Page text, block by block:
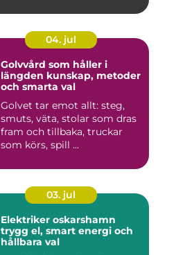
04. jul
Golvvård som håller i
längden kunskap, metoder
och smarta val
Golvet tar emot allt: steg,
smuts, väta, stolar som dras
fram och tillbaka, truckar
som körs, spill ...
03. jul
Elektriker oskarshamn
trygg el, smart energi och
hållbara val